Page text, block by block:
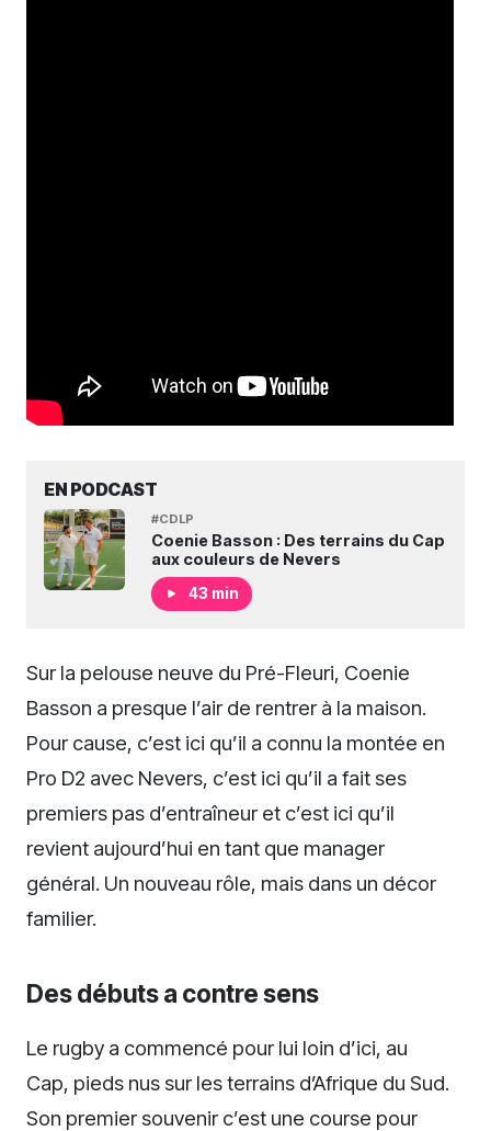
EN PODCAST
#CDLP
Coenie Basson : Des terrains du Cap
aux couleurs de Nevers
43 min
Sur la pelouse neuve du Pré-Fleuri, Coenie
Basson a presque l’air de rentrer à la maison.
Pour cause, c’est ici qu’il a connu la montée en
Pro D2 avec Nevers, c’est ici qu’il a fait ses
premiers pas d’entraîneur et c’est ici qu’il
revient aujourd’hui en tant que manager
général. Un nouveau rôle, mais dans un décor
familier.
Des débuts a contre sens
Le rugby a commencé pour lui loin d’ici, au
Cap, pieds nus sur les terrains d’Afrique du Sud.
Son premier souvenir c’est une course pour